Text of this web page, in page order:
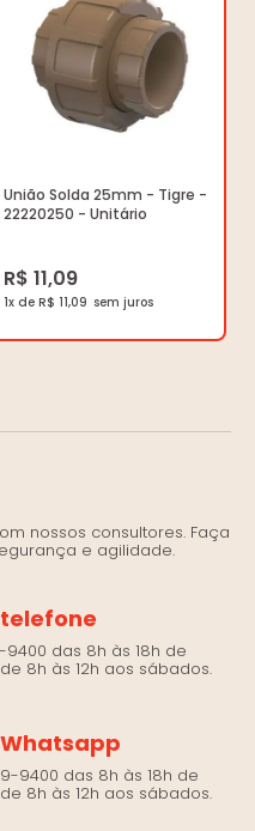
União Solda 25mm - Tigre -
22220250 - Unitário
R$ 11,09
1x de R$ 11,09
nossos consultores. Faça
e agilidade.
das 8h às 18h de
8h às 12h aos sábados.
9400 das 8h às 18h de
8h às 12h aos sábados.